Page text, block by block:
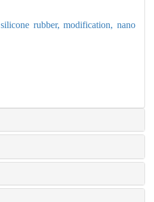
silicone rubber,modification,nano